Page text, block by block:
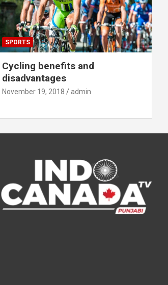
SPORTS
Cycling benefits and
disadvantages
November 19, 2018 admin